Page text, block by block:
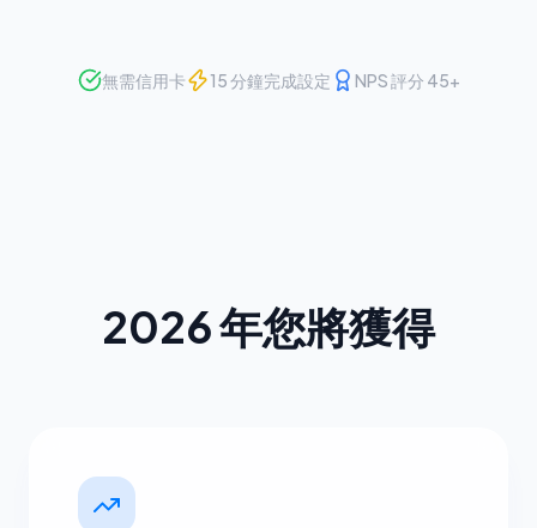
無需信用卡 15 分鐘完成設定 NPS 評分 45+
2026 年您將獲得